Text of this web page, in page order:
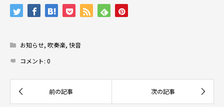
お知らせ, 吹奏楽, 快音
コメント: 0